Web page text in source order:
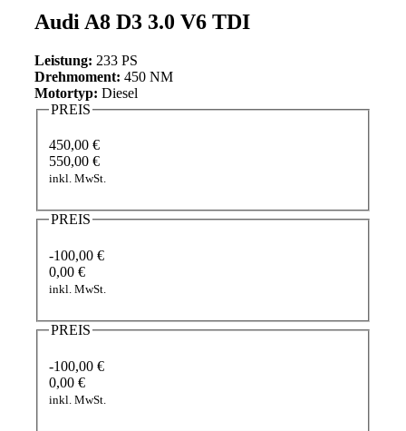
Audi A8 D3 3.0 V6 TDI
Leistung: 233 PS
Drehmoment: 450 NM
Motortyp: Diesel
PREIS
450,00 €
550,00 €
inkl. MwSt.
PREIS
-100,00 €
0,00 €
inkl. MwSt.
PREIS
-100,00 €
0,00 €
inkl. MwSt.